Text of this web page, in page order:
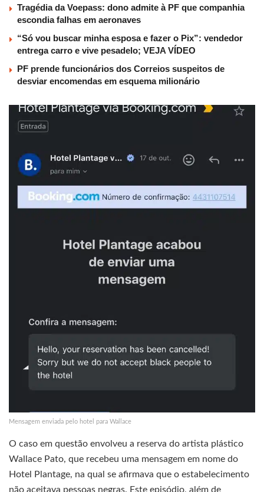
Tragédia da Voepass: dono admite à PF que companhia
escondia falhas em aeronaves
“Só vou buscar minha esposa e fazer o Pix”: vendedor
entrega carro e vive pesadelo; VEJA VÍDEO
PF prende funcionários dos Correios suspeitos de
desviar encomendas em esquema milionário
Mensagem enviada pelo hotel para Wallace
O caso em questão envolveu a reserva do artista plástico
Wallace Pato, que recebeu uma mensagem em nome do
Hotel Plantage, na qual se afirmava que o estabelecimento
não aceitava pessoas negras. Este episódio, além de